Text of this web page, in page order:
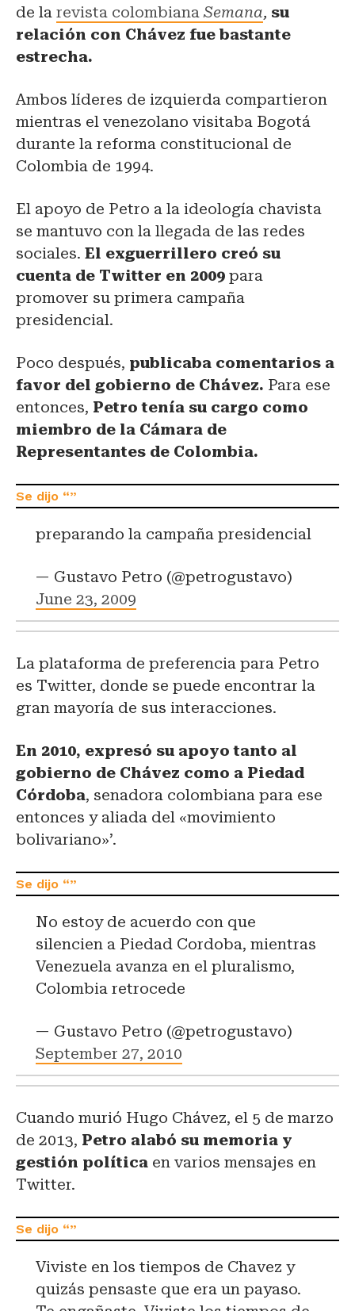
de la revista colombianaSemana, su
relación con Chávez fue bastante
estrecha.
Ambos líderes de izquierda compartieron
mientras el venezolano visitaba Bogotá
durante la reforma constitucional de
Colombia de 1994.
El apoyo de Petro a la ideología chavista
se mantuvo con la llegada de las redes
sociales. El exguerrillero creó su
cuenta de Twitter en 2009 para
promover su primera campaña
presidencial.
Poco después, publicaba comentarios a
favor del gobierno de Chávez. Para ese
entonces, Petro tenía su cargo como
miembro de la Cámara de
Representantes de Colombia.
preparando la campaña presidencial
— Gustavo Petro (@petrogustavo)
June 23, 2009
La plataforma de preferencia para Petro
es Twitter, donde se puede encontrar la
gran mayoría de sus interacciones.
En 2010, expresó su apoyo tanto al
gobierno de Chávez como a Piedad
Córdoba, senadora colombiana para ese
entonces y aliada del «movimiento
bolivariano»’.
No estoy de acuerdo con que
silencien a Piedad Cordoba, mientras
Venezuela avanza en el pluralismo,
Colombia retrocede
— Gustavo Petro (@petrogustavo)
September 27, 2010
Cuando murió Hugo Chávez, el 5 de marzo
de 2013, Petro alabó su memoria y
gestión política en varios mensajes en
Twitter.
Viviste en los tiempos de Chavez y
quizás pensaste que era un payaso.